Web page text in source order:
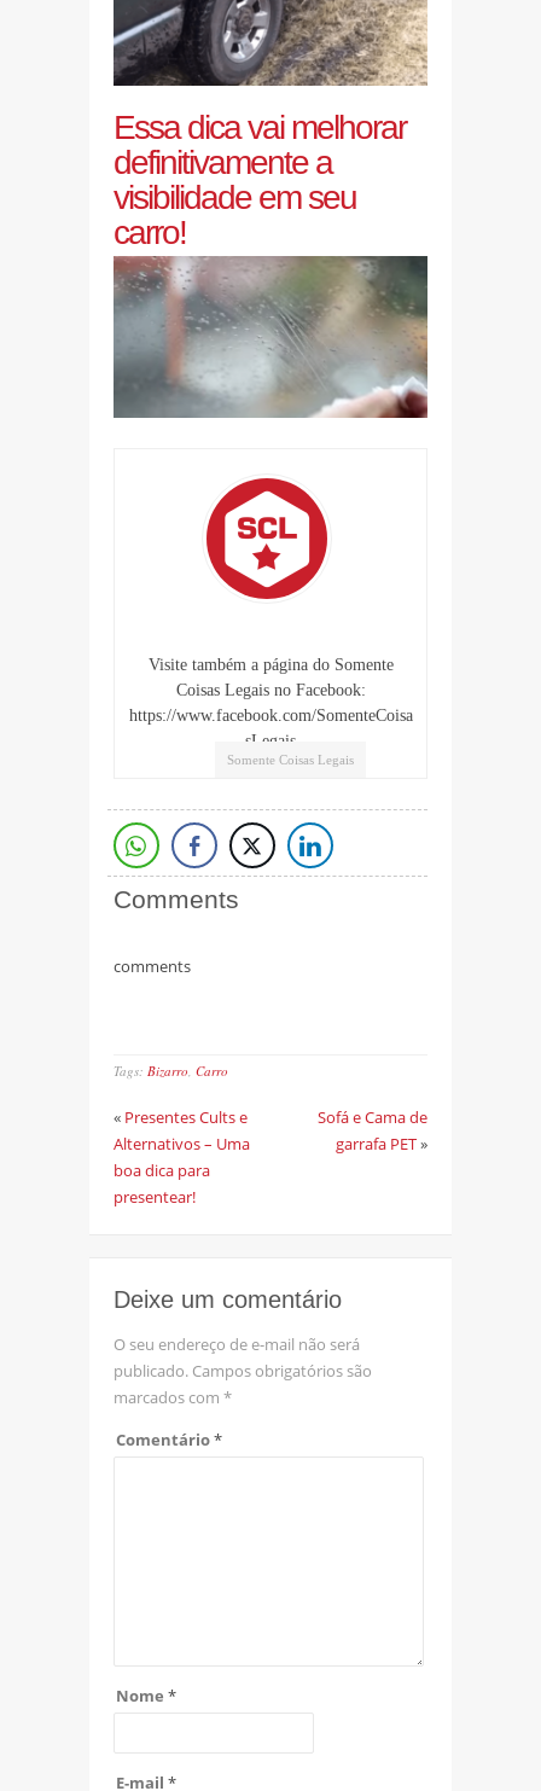
Essa dica vai melhorar
definitivamente a
visibilidade em seu
carro!
Somente Coisas Legais
Visite também a página do Somente
Coisas Legais no Facebook:
https://www.facebook.com/SomenteCoisa
sLegais
Comments
comments
Tags: Bizarro, Carro
« Presentes Cults e
Alternativos – Uma
boa dica para
presentear!
Sofá e Cama de
garrafa PET»
Deixe um comentário
O seu endereço de e-mail não será
publicado. Campos obrigatórios são
marcados com *
Comentário*
Nome *
E-mail *